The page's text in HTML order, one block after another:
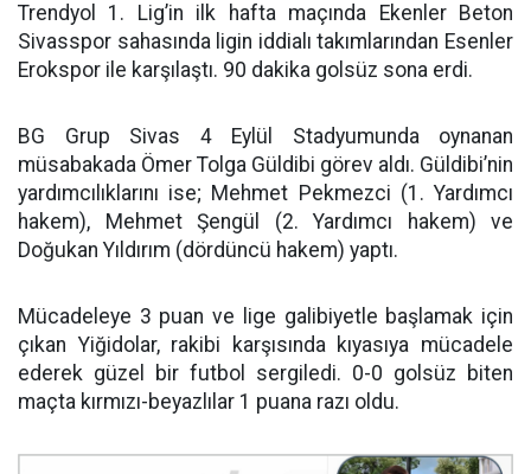
Trendyol 1. Lig’in ilk hafta maçında Ekenler Beton
Sivasspor sahasında ligin iddialı takımlarından Esenler
Erokspor ile karşılaştı. 90 dakika golsüz sona erdi.
BG Grup Sivas 4 Eylül Stadyumunda oynanan
müsabakada Ömer Tolga Güldibi görev aldı. Güldibi’nin
yardımcılıklarını ise; Mehmet Pekmezci (1. Yardımcı
hakem), Mehmet Şengül (2. Yardımcı hakem) ve
Doğukan Yıldırım (dördüncü hakem) yaptı.
Mücadeleye 3 puan ve lige galibiyetle başlamak için
çıkan Yiğidolar, rakibi karşısında kıyasıya mücadele
ederek güzel bir futbol sergiledi. 0-0 golsüz biten
maçta kırmızı-beyazlılar 1 puana razı oldu.